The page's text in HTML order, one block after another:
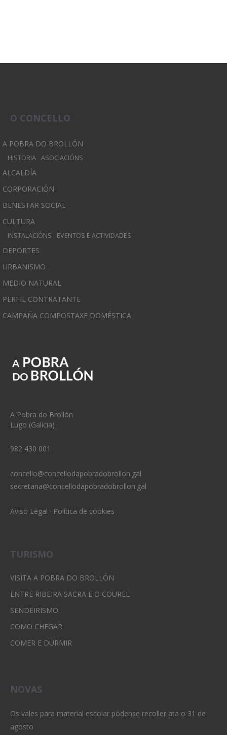
O CONCELLO
A POBRA DO BROLLÓN
HISTORIA ASOCIACIÓNS
ALCALDÍA
CORPORACIÓN
BENESTAR SOCIAL
CULTURA
INSTALACIÓNS EVENTOS E ACTIVIDADES
DEPORTES
URBANISMO
MEDIO NATURAL
PERFIL CONTRATANTE
CAMPAÑA COMPOSTAXE DOMÉSTICA
A Pobra do Brollón
Lugo (Galicia)
982 430 001
concello@concellodapobradobrollon.gal
secretaria@concellodapobradobrollon.gal
Aviso Legal · Política de cookies
TURISMO
VISITA A POBRA DO BROLLÓN
ENTRE RIBEIRA SACRA E O COUREL
SENDEIRISMO
COMO CHEGAR
COMER E DURMIR
NOVAS
Os vales para material escolar pódense recoller ata o 31 de
agosto